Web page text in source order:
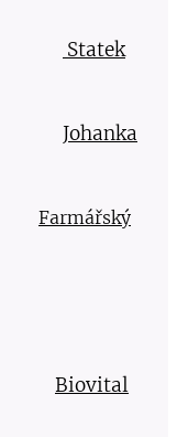
Statek
Johanka
Farmářský
Biovital